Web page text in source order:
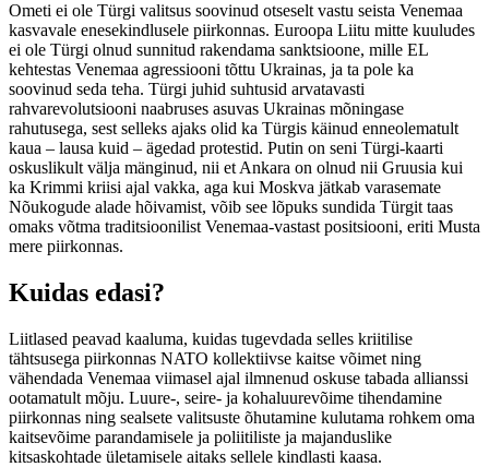
Ometi ei ole Türgi valitsus soovinud otseselt vastu seista Venemaa
kasvavale enesekindlusele piirkonnas. Euroopa Liitu mitte kuuludes
ei ole Türgi olnud sunnitud rakendama sanktsioone, mille EL
kehtestas Venemaa agressiooni tõttu Ukrainas, ja ta pole ka
soovinud seda teha. Türgi juhid suhtusid arvatavasti
rahvarevolutsiooni naabruses asuvas Ukrainas mõningase
rahutusega, sest selleks ajaks olid ka Türgis käinud enneolematult
kaua – lausa kuid – ägedad protestid. Putin on seni Türgi-kaarti
oskuslikult välja mänginud, nii et Ankara on olnud nii Gruusia kui
ka Krimmi kriisi ajal vakka, aga kui Moskva jätkab varasemate
Nõukogude alade hõivamist, võib see lõpuks sundida Türgit taas
omaks võtma traditsioonilist Venemaa-vastast positsiooni, eriti Musta
mere piirkonnas.
Kuidas edasi?
Liitlased peavad kaaluma, kuidas tugevdada selles kriitilise
tähtsusega piirkonnas NATO kollektiivse kaitse võimet ning
vähendada Venemaa viimasel ajal ilmnenud oskuse tabada allianssi
ootamatult mõju. Luure-, seire- ja kohaluurevõime tihendamine
piirkonnas ning sealsete valitsuste õhutamine kulutama rohkem oma
kaitsevõime parandamisele ja poliitiliste ja majanduslike
kitsaskohtade ületamisele aitaks sellele kindlasti kaasa.